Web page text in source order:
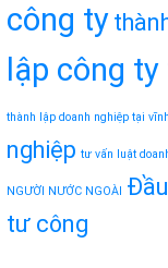
công ty
lập công
thành lập doanh nghiệp tại
nghiệp tư vấn luật
NGƯỜI NƯỚC NGOÀI
tư công